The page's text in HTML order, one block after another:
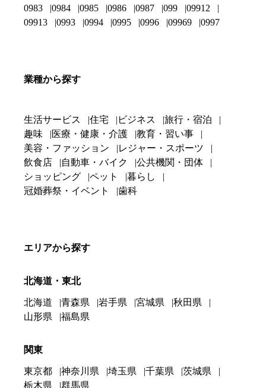
0983
0984 0985 0986 0987 099
09912
09913
0993 0994 0995 0996 09969 0997
業種から探す
生活サービス 住宅 ビジネス
旅行・宿泊
趣味
医療・健康・介護
教育・習い事
美容・ファッション
レジャー・スポーツ
飲食店
自動車・バイク
公共機関・団体
ショッピング
ペット
暮らし
冠婚葬祭・イベント
歯科
エリアから探す
北海道・東北
北海道 青森県 岩手県 宮城県
秋田県
山形県
福島県
関東
東京都 神奈川県 埼玉県 千葉県
茨城県
栃木県
群馬県